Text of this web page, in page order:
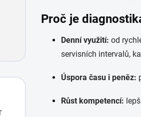
Proč je
Denní využití: od
servisních intervalů,
Úspora času i peněz:
Růst kompetencí: